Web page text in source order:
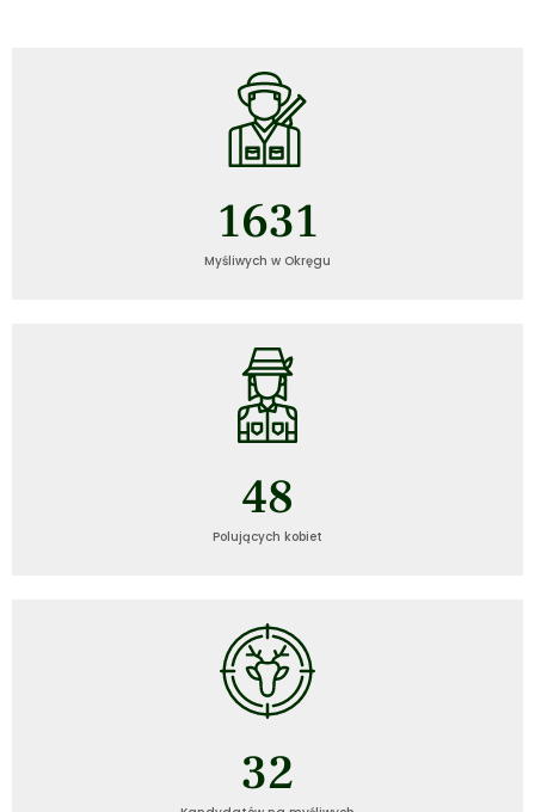
Myśliwych w Okręgu
1631
Polujących kobiet
48
32